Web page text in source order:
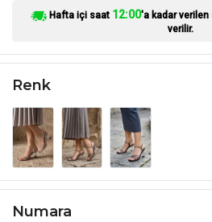
Hafta içi saat 12:00'a kadar verilen
verilir.
Renk
Numara